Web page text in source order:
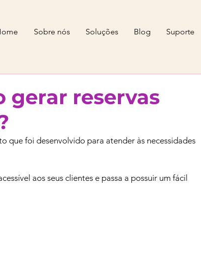
Sobre nós Soluções Blog Suporte
gerar reservas
que foi desenvolvido para atender às necessidades
aos seus clientes e passa a possuir um fácil